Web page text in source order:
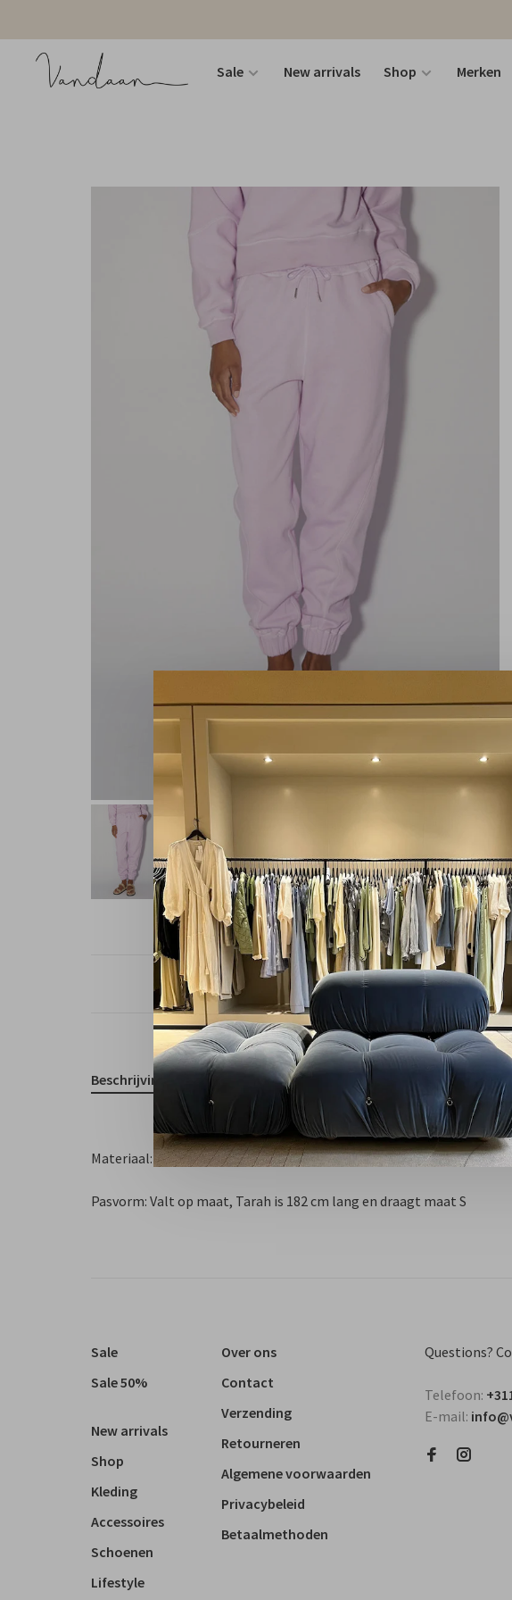
Sale New arrivals Shop Merken
Free shipping from NL €100 /
Beschrijving
Materiaal: katoenen fleece
Pasvorm: Valt op maat, Tarah is 182 cm lang en draagt ​​maat S
Sale
Sale 50%
New arrivals
Shop
Kleding
Accessoires
Schoenen
Lifestyle
Over ons
Contact
Verzending
Retourneren
Algemene voorwaarden
Privacybeleid
Betaalmethoden
Questions?
Telefoon:
E-mail: